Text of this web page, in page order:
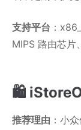
支持平台 ：
MIPS 路由芯片
🛍️
推荐理由 ：小